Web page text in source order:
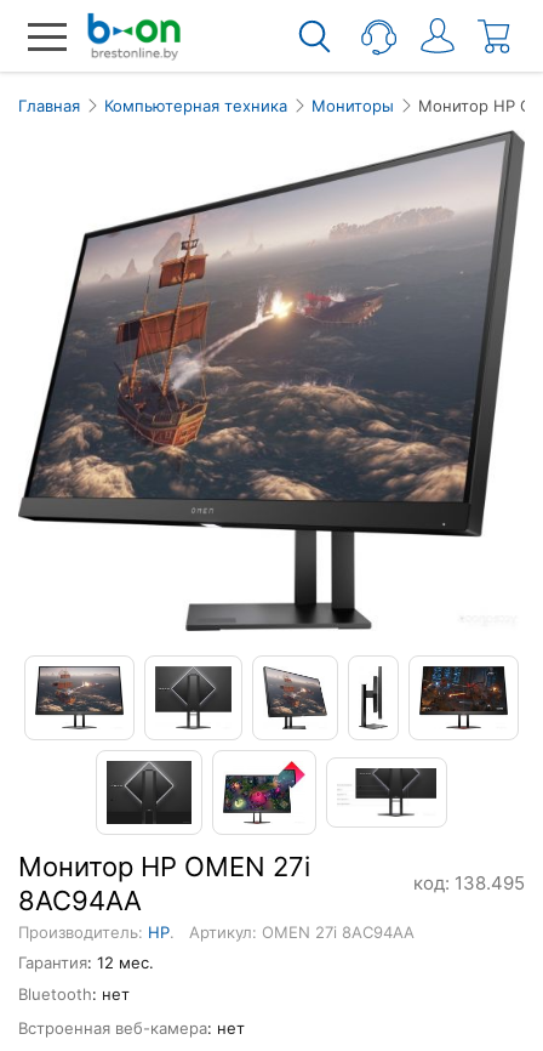
Главная Компьютерная техника Мониторы Монитор HP
Монитор HP OMEN 27i
8AC94AA
код: 138.495
Производитель: HP.
Артикул: OMEN 27i 8AC94AA
Гарантия: 12 мес.
Bluetooth: нет
Встроенная веб-камера: нет